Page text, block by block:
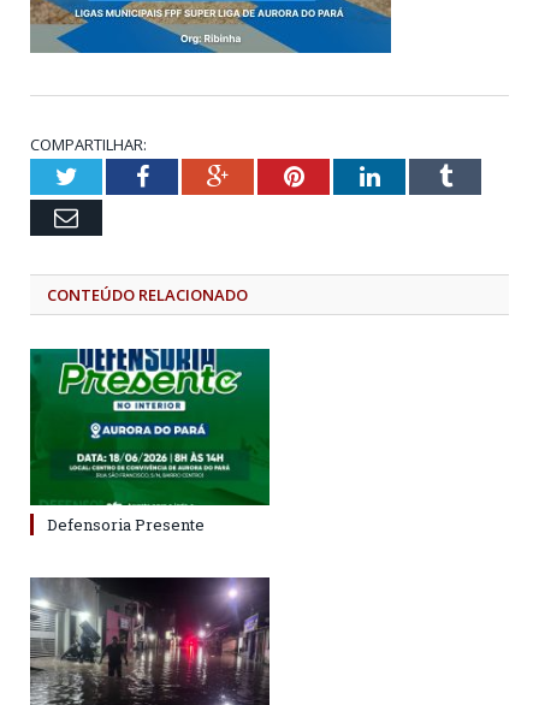
COMPARTILHAR:
TwitterFacebookGoogle+PinterestLinkedInTumblr
Email
CONTEÚDO RELACIONADO
Defensoria Presente